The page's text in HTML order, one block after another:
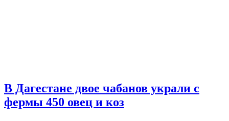
В Дагестане двое чабанов украли с
фермы 450 овец и коз